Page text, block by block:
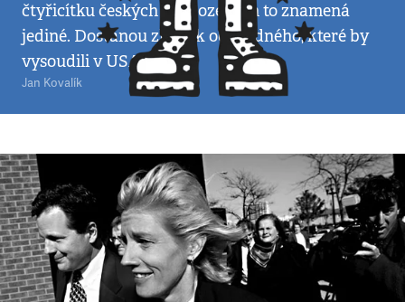
čtyřicítku českých poškozených to znamená
jediné. Dostanou zlomek odškodného, které by
vysoudili v USA.
Jan Kovalík